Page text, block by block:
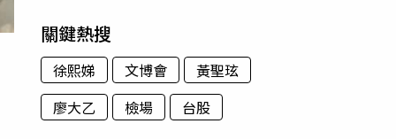
關鍵熱搜
徐熙娣 文博會
黃聖玹
廖大乙
檢場 台股